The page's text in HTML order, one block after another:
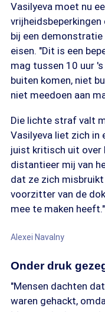
Vasilyeva moet nu
bij een
eisen. "Dit is een
mag tussen 10 uur
buiten komen, niet
niet meedoen aan
Die lichte straf valt
Vasilyeva liet zich in
juist kritisch uit over
distantieer mij van
dat ze zich
voorzitter van de
mee te maken heeft."
Alexei Navalny
Onder druk
"Mensen dachten
waren gehackt,